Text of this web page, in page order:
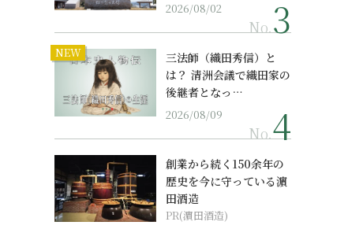
2026/08/02
No.
NEW
三法師（織田秀信）と
は？ 清洲会議で織田家の
後継者となっ…
2026/08/09
No.
創業から続く150余年の
歴史を今に守っている濵
田酒造
PR(濵田酒造)